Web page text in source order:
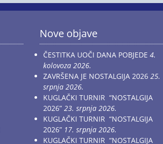
Nove objave
ČESTITKA UOČI DANA POBJEDE 4.
kolovoza 2026.
ZAVRŠENA JE NOSTALGIJA 2026 25.
srpnja 2026.
KUGLAČKI TURNIR “NOSTALGIJA
2026” 23. srpnja 2026.
KUGLAČKI TURNIR “NOSTALGIJA
2026” 17. srpnja 2026.
KUGLAČKI TURNIR “NOSTALGIJA